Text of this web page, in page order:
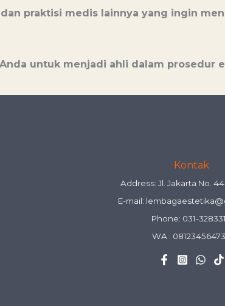
praktisi medis lainnya yang ingin
untuk menjadi ahli dalam prosedur
Kontak
Address: Jl. Jakarta No.
E-mail:
Phone: 031-
WA :